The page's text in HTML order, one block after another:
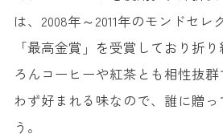
は、2008年～2011年のモンドセ
「最高金賞」を受賞しており折
ろんコーヒーや紅茶とも相性抜
わず好まれる味なので、誰に贈っ
う。